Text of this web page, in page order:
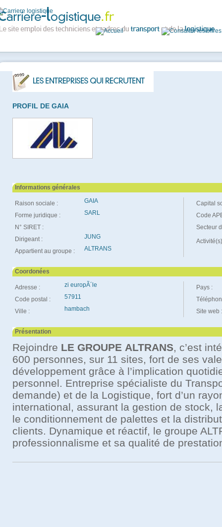
PROFIL DE GAIA
Informations générales
Raison sociale : GAIA
Forme juridique : SARL
N° SIRET :
Dirigeant :
JUNG
Appartient au groupe : ALTRANS
Capital
Code
Secteur
Coordonées
Adresse : zi europÃ´le
Code postal : 57911
Ville : hambach
Pays :
Site web :
Présentation
Rejoindre LE GROUPE ALTRANS, c’est
600 personnes, sur 11 sites, fort de ses
développement grâce à l’implication
personnel. Entreprise spécialiste du
demande) et de la Logistique, fort d’un
international, assurant la gestion de stock,
le conditionnement de palettes et la
clients. Dynamique et réactif, le groupe
professionnalisme et sa qualité de